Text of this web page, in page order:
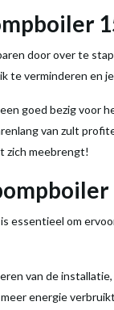
boiler
door over te
te verminderen en
goed bezig voor
van zult
zich meebrengt!
boiler
is essentieel om
van de
energie